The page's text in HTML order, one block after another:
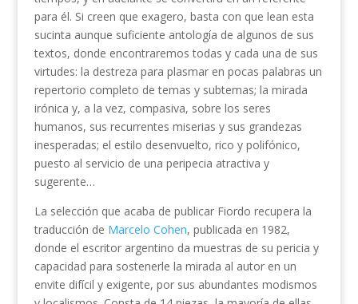
para él. Si creen que exagero, basta con que lean esta
sucinta aunque suficiente antología de algunos de sus
textos, donde encontraremos todas y cada una de sus
virtudes: la destreza para plasmar en pocas palabras un
repertorio completo de temas y subtemas; la mirada
irónica y, a la vez, compasiva, sobre los seres
humanos, sus recurrentes miserias y sus grandezas
inesperadas; el estilo desenvuelto, rico y polifónico,
puesto al servicio de una peripecia atractiva y
sugerente…
La selección que acaba de publicar Fiordo recupera la
traducción de Marcelo Cohen, publicada en 1982,
donde el escritor argentino da muestras de su pericia y
capacidad para sostenerle la mirada al autor en un
envite difícil y exigente, por sus abundantes modismos